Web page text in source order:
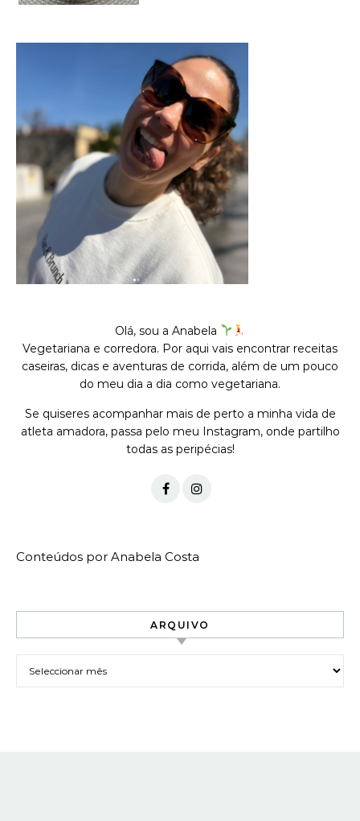
Olá, sou a Anabela
Vegetariana e corredora. Por aqui vais encontrar receitas
caseiras, dicas e aventuras de corrida, além de um pouco
do meu dia a dia como vegetariana.
Se quiseres acompanhar mais de perto a minha vida de
atleta amadora, passa pelo meu Instagram, onde partilho
todas as peripécias!
Conteúdos por Anabela Costa
ARQUIVO